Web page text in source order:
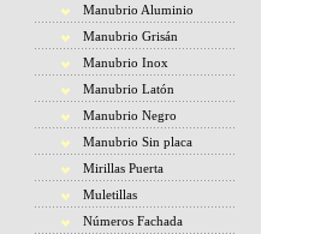
Manubrio Aluminio
Manubrio Grisán
Manubrio Inox
Manubrio Latón
Manubrio Negro
Manubrio Sin placa
Mirillas Puerta
Muletillas
Números Fachada